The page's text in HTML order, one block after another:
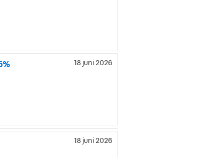
18 juni 2026
18 juni 2026